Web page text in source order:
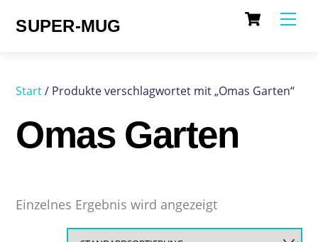
Cart
SUPER-MUG
Start/ Produkte verschlagwortet mit „Omas Garten“
Omas Garten
Einzelnes Ergebnis wird angezeigt